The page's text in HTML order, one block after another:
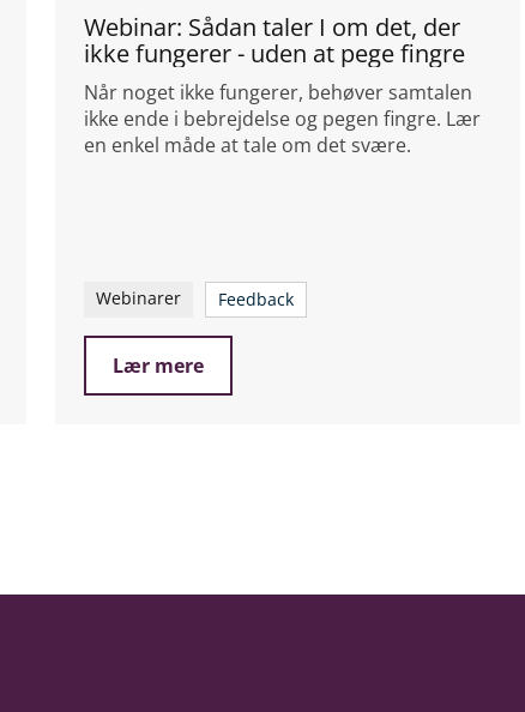
Webinar: Sådan taler I om det, der
ikke fungerer - uden at pege fingre
Når noget ikke fungerer, behøver samtalen
ikke ende i bebrejdelse og pegen fingre. Lær
en enkel måde at tale om det svære.
Webinarer Feedback
Lær mere